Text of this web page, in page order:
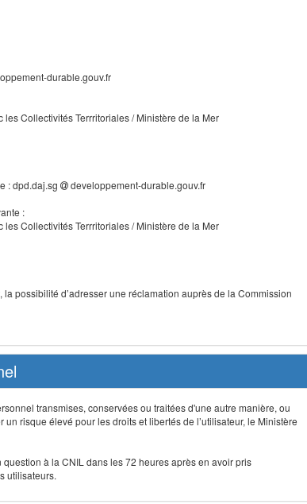
durable.gouv.fr
Collectivités Terrritoriales / Ministère de la Mer
: dpd.daj.sg
developpement-durable.gouv.fr
:
Collectivités Terrritoriales / Ministère de la Mer
possibilité d’adresser une réclamation auprès de la Commission
transmises, conservées ou traitées d'une autre manière, ou
risque élevé pour les droits et libertés de l’utilisateur, le Ministère
à la CNIL dans les 72 heures après en avoir pris
utilisateurs.